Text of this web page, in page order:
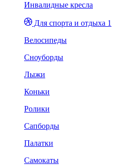
Инвалидные кресла
Для спорта и отдыха 1
Велосипеды
Сноуборды
Лыжи
Коньки
Ролики
Сапборды
Палатки
Самокаты